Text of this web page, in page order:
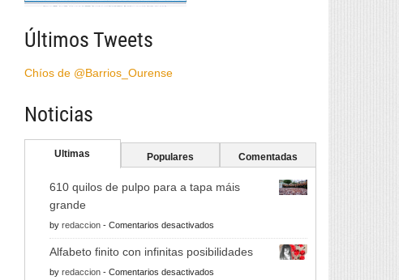
Últimos Tweets
Chíos de @Barrios_Ourense
Noticias
Ultimas Populares Comentadas
610 quilos de pulpo para a tapa máis
grande
by redaccion - Comentarios desactivados
610
Alfabeto finito con infinitas posibilidades
by redaccion - Comentarios desactivados